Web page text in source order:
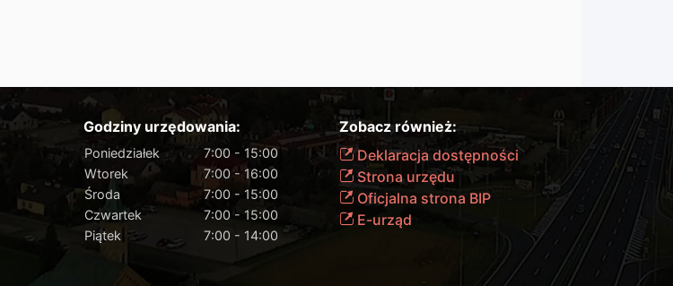
Godziny urzędowania:
Poniedziałek
7:00 - 15:00
Wtorek
7:00 - 16:00
Środa
7:00 - 15:00
Czwartek
7:00 - 15:00
Piątek
7:00 - 14:00
Zobacz również:
Deklaracja dostępności
Strona urzędu
Oficjalna strona BIP
E-urząd